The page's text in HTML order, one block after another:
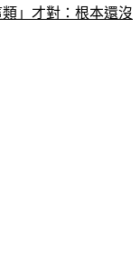
」才對：根本還沒